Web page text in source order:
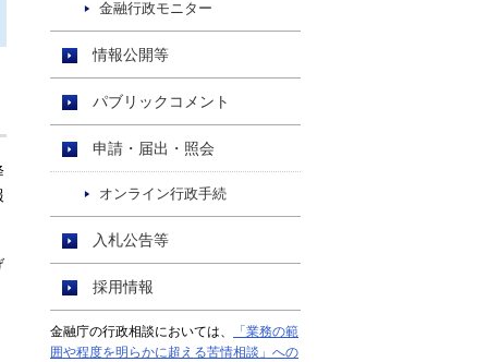
金融行政モニター
情報公開等
パブリックコメント
申請・届出・照会
オンライン行政手続
入札公告等
採用情報
金融庁の行政相談においては、
「業務の範
囲や程度を明らかに超える苦情相談」への